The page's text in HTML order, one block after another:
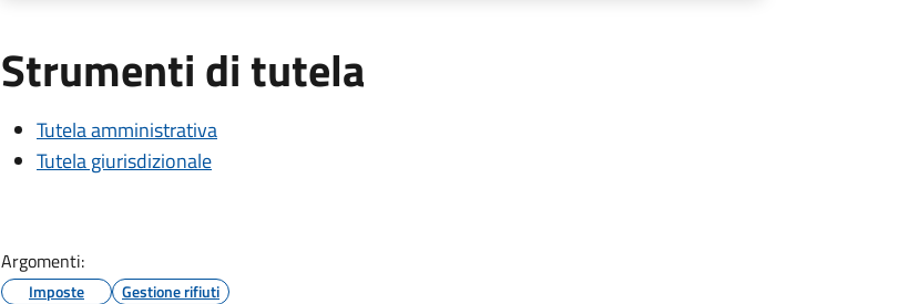
Strumenti di tutela
Tutela amministrativa
Tutela giurisdizionale
Argomenti:
Imposte Gestione rifiuti